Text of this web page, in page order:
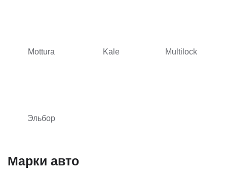
Mottura Kale Multilock
Эльбор
Марки авто